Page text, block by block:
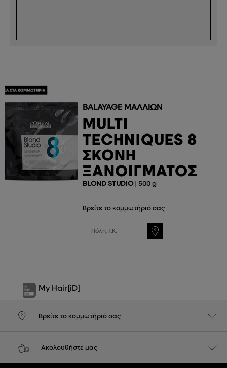
BALAYAGE ΜΑΛΛΙΏΝ
MULTI
TECHNIQUES 8
ΣΚΌΝΗ
ΞΑΝΟΊΓΜΑΤΟΣ
BLOND STUDIO| 500 g
Βρείτε το κομμωτήριό σας
My Hair[iD]
Βρείτε το κομμωτήριό σας
Ακολουθήστε μας